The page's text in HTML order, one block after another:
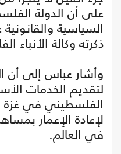
على أن الدولة
السياسية
ذكرته وكالة الأنباء
وأشار عباس إلى
لتقديم الخدمات
الفلسطيني في غزة
لإعادة الإعمار
في العالم.